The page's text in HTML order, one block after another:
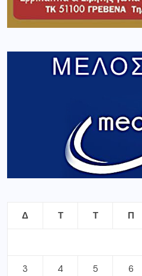
Δ Τ Τ Π
3 4 5 6